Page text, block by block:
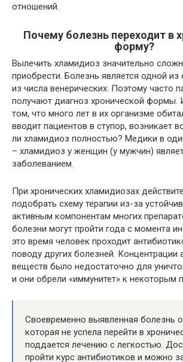
отношений.
Почему болезнь переходит в
форму?
Вылечить хламидиоз значительно
приобрести. Болезнь является одной
из числа венерических. Поэтому часто
получают диагноз хронической
том, что много лет в их организме
вводит пациентов в ступор, возникает
ли хламидиоз полностью? Медики в
– хламидиоз у женщин (у мужчин)
заболеванием.
При хронических хламидиозах
подобрать схему терапии из-за
активным компонентам многих
болезни могут пройти года с момента
это время человек проходит
поводу других болезней. Концентрации
веществ было недостаточно для
и они обрели «иммунитет» к некоторым
Своевременно выявленная болезнь
которая не успела перейти в
поддается лечению с легкостью.
пройти курс антибиотиков и можно